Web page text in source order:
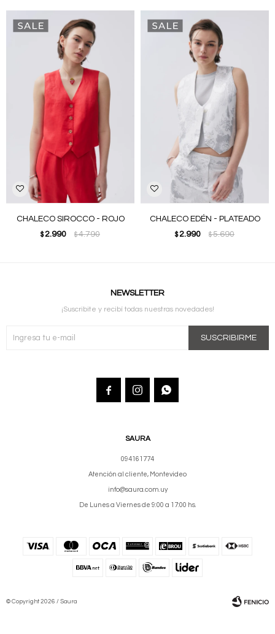
CHALECO SIROCCO - ROJO
$2.990 $4.790
CHALECO EDÉN - PLATEADO
$2.990 $5.690
SAURA
094161774
Atención al cliente, Montevideo
info@saura.com.uy
De Lunes a Viernes de 9:00 a 17:00 hs.
NEWSLETTER
¡Suscribite y recibí todas nuestras novedades!
SUSCRIBIRME
  
© Copyright 2026 / Saura